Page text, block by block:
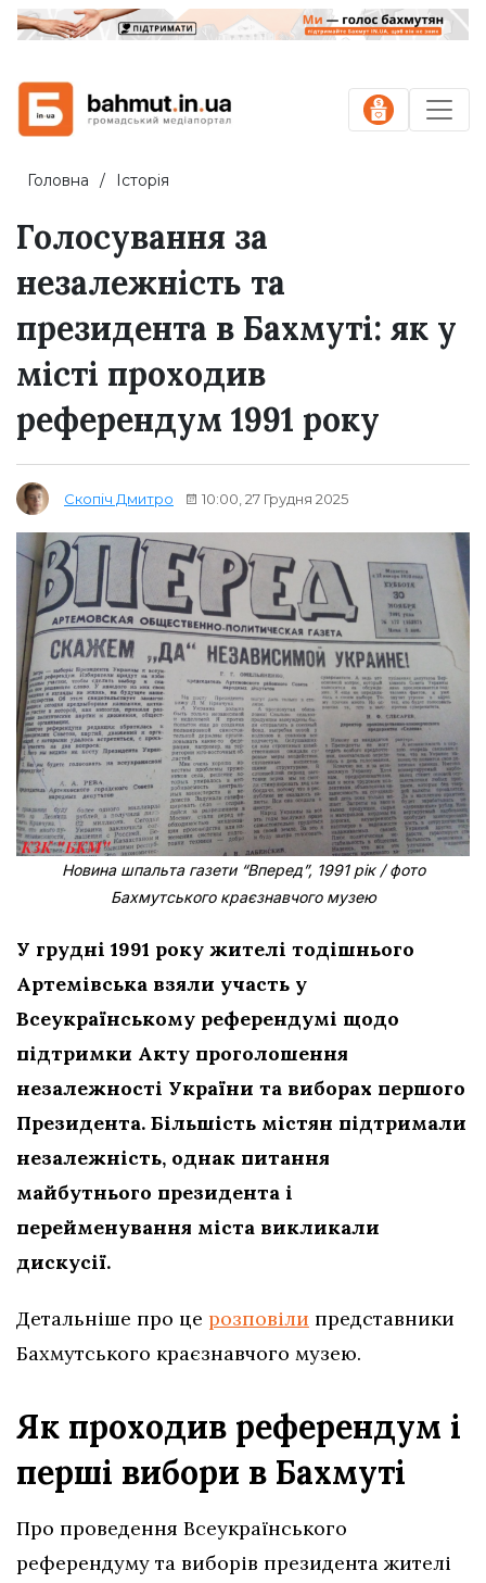
Головна Історія
Голосування за
незалежність та
президента в Бахмуті: як у
місті проходив
референдум 1991 року
Скопіч Дмитро 10:00, 27 Грудня 2025
Новина шпальта газети “Вперед”, 1991 рік / фото
Бахмутського краєзнавчого музею
У грудні 1991 року жителі тодішнього
Артемівська взяли участь у
Всеукраїнському референдумі щодо
підтримки Акту проголошення
незалежності України та виборах першого
Президента. Більшість містян підтримали
незалежність, однак питання
майбутнього президента і
перейменування міста викликали
дискусії.
Детальніше про це розповіли представники
Бахмутського краєзнавчого музею.
Як проходив референдум і
перші вибори в Бахмуті
Про проведення Всеукраїнського
референдуму та виборів президента жителі